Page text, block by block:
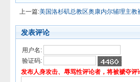
上一篇:美国洛杉矶总教区奥康内尔辅理主教
发表评论
用户名:
验证码:
发布人身攻击、辱骂性评论者，将被褫夺评